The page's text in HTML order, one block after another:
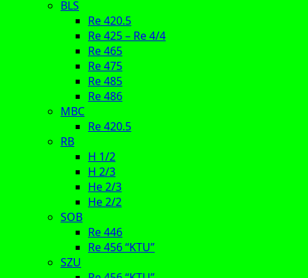
BLS
Re 420.5
Re 425 – Re 4/4
Re 465
Re 475
Re 485
Re 486
MBC
Re 420.5
RB
H 1/2
H 2/3
He 2/3
He 2/2
SOB
Re 446
Re 456 “KTU”
SZU